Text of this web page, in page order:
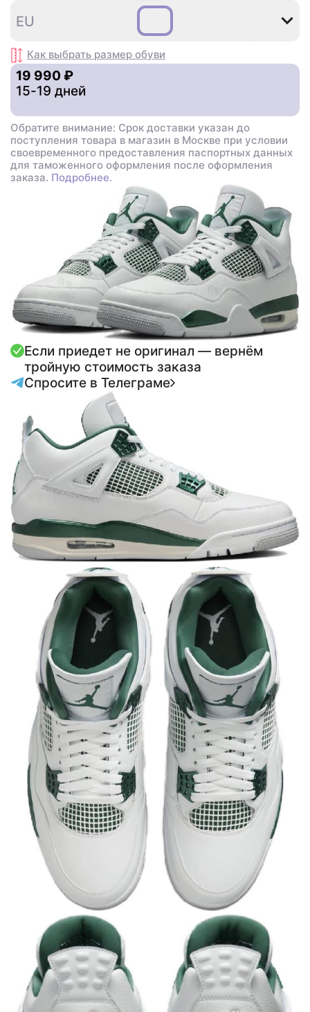
40,5
EU
Как выбрать размер обуви
19 990 ₽
15-19 дней
Обратите внимание: Срок доставки указан до
поступления товара в магазин в Москве при условии
своевременного предоставления паспортных данных
для таможенного оформления после оформления
заказа. Подробнее.
Если приедет не оригинал — вернём
тройную стоимость заказа
Спросите в Телеграме